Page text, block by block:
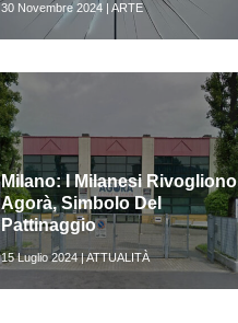
30 Novembre 2024 | ARTE
Milano: I Milanesi Rivogliono
Agorà, Simbolo Del
Pattinaggio
15 Luglio 2024 | ATTUALITÀ